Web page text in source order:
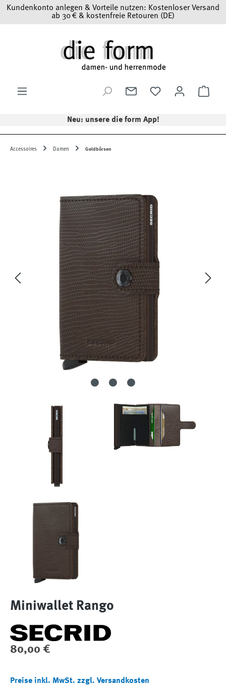
Zum Hauptinhalt springen
Kundenkonto anlegen & Vorteile nutzen: Kostenloser Versand
ab 30 € & kostenfreie Retouren (DE)
Neu: unsere die form App!
Accessoires Damen Geldbörsen
Miniwallet Rango
Regulärer Preis:
80,00 €
Preise inkl. MwSt. zzgl. Versandkosten